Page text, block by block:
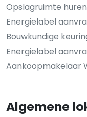
Opslagruimte
Energielabel
Bouwkundige
Energielabel
Aankoopmakelaar
Algemene